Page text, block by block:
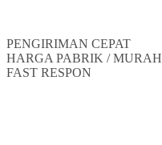
PENGIRIMAN CEPAT
HARGA PABRIK / MURAH
FAST RESPON